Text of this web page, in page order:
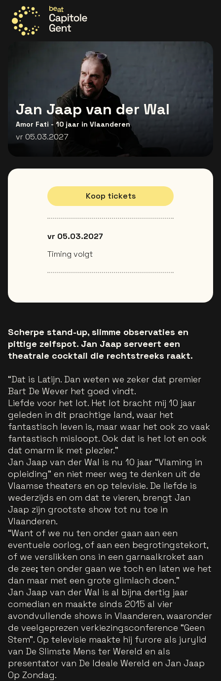
Ga naar de homepage
Jan Jaap van der Wal
Amor Fati - 10 jaar in Vlaanderen
vr 05.03.2027
Scherpe stand-up, slimme observaties en
pittige zelfspot. Jan Jaap serveert een
theatrale cocktail die rechtstreeks raakt.
“Dat is Latijn. Dan weten we zeker dat premier
Bart De Wever het goed vindt.
Liefde voor het lot. Het lot bracht mij 10 jaar
geleden in dit prachtige land, waar het
fantastisch leven is, maar waar het ook zo vaak
fantastisch misloopt. Ook dat is het lot en ook
dat omarm ik met plezier.”
Jan Jaap van der Wal is nu 10 jaar “Vlaming in
opleiding” en niet meer weg te denken uit de
Vlaamse theaters en op televisie. De liefde is
wederzijds en om dat te vieren, brengt Jan
Jaap zijn grootste show tot nu toe in
Vlaanderen.
“Want of we nu ten onder gaan aan een
eventuele oorlog, of aan een begrotingstekort,
of we verslikken ons in een garnaalkroket aan
de zee; ten onder gaan we toch en laten we het
dan maar met een grote glimlach doen.”
Jan Jaap van der Wal is al bijna dertig jaar
comedian en maakte sinds 2015 al vier
avondvullende shows in Vlaanderen, waaronder
de veelgeprezen verkiezingsconference “Geen
Stem”. Op televisie maakte hij furore als jurylid
van De Slimste Mens ter Wereld en als
presentator van De Ideale Wereld en Jan Jaap
Op Zondag.
Koop tickets
vr 05.03.2027
Timing volgt